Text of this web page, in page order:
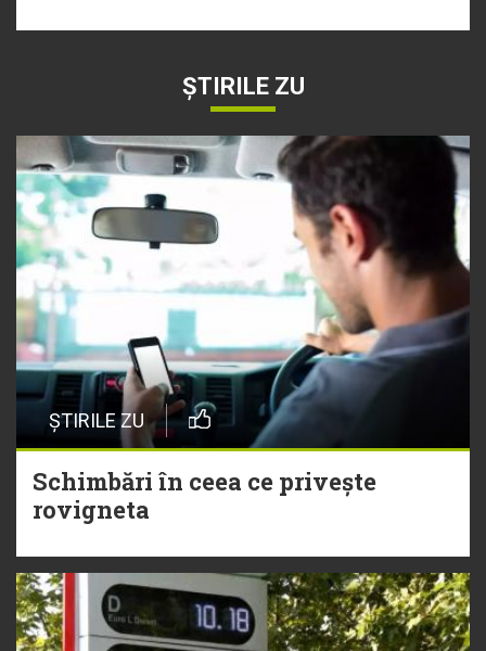
ȘTIRILE ZU
ȘTIRILE ZU
Schimbări în ceea ce privește
rovigneta